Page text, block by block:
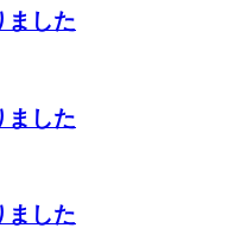
した
した
した